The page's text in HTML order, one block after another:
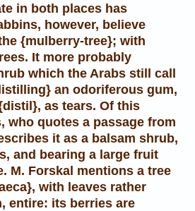
in both places has
however, believe
{mulberry-tree}; with
It more probably
which the Arabs still call
an odoriferous gum,
as tears. Of this
who quotes a passage from
it as a balsam shrub,
and bearing a large fruit
M. Forskal mentions a tree
with leaves rather
entire: its berries are